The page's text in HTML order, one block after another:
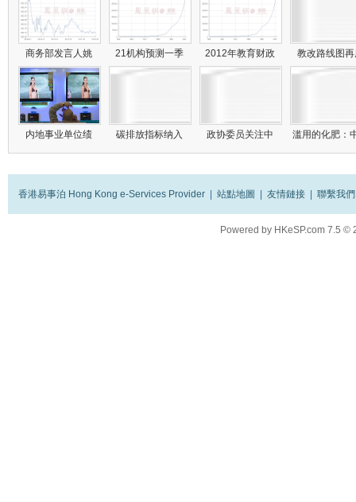
商务部发言人姚 21机构预测一季 2012年教育财政 教改路线图
内地事业单位绩 碳排放指标纳入 政协委员关注中 滥用的化肥：
香港易事泊 Hong Kong e-Services Provider 站點地圖 友情鏈接 聯繫我們
Powered by HKeSP.com 7.5 ©